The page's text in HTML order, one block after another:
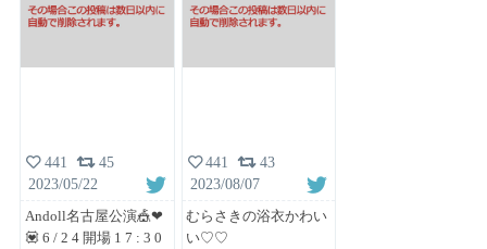
441
45
2023/05/22
Andoll名古屋公演🎪❤︎
💟 6 / 2 4 開場 1 7 : 3 0
441
43
2023/08/07
むらさきの浴衣かわい
い♡♡